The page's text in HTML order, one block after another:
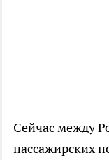
Сейчас между
пассажирских